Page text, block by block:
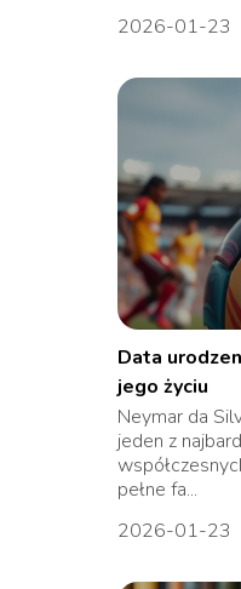
2026-01-23
Data
jego życiu
Neymar da
jeden z
pełne fa...
2026-01-23